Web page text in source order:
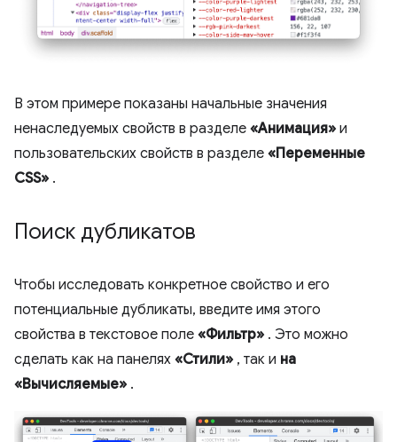
В этом примере показаны начальные значения
ненаследуемых свойств в разделе «Анимация» и
пользовательских свойств в разделе «Переменные
CSS» .
Поиск дубликатов
Чтобы исследовать конкретное свойство и его
потенциальные дубликаты, введите имя этого
свойства в текстовое поле «Фильтр» . Это можно
сделать как на панелях «Стили» , так и на
«Вычисляемые» .